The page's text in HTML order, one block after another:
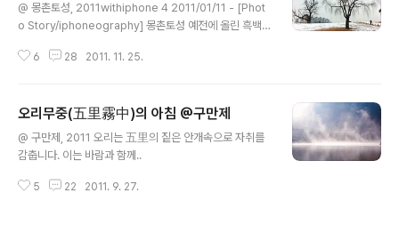
@ 몽촌토성, 2011withiphone 4 2011/01/11 - [Phot
o Story/iphoneography] 몽촌토성 예전에 올린 흑백
다. ^^*
6 28 2011. 11. 25.
오리무중(五里霧中)의 아침 @구만제
@ 구만제, 2011 오리는 五里의 짙은 안개속으로 자취를
감춥니다. 이는 바람과 함께..
5 22 2011. 9. 27.